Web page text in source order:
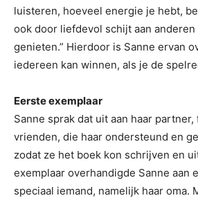
luisteren, hoeveel energie je hebt,
ook door liefdevol schijt aan
genieten.” Hierdoor is Sanne ervan
iedereen kan winnen, als je de
Eerste exemplaar
Sanne sprak dat uit aan haar
vrienden, die haar ondersteund en
zodat ze het boek kon schrijven en
exemplaar overhandigde Sanne aan
speciaal iemand, namelijk haar oma.